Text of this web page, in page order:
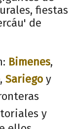
fiestas
de
Bimenes,
, Sariego y
y